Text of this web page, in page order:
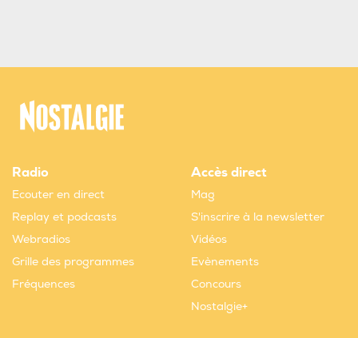
Radio
Ecouter en direct
Replay et podcasts
Webradios
Grille des programmes
Fréquences
Accès direct
Mag
S'inscrire à la newsletter
Vidéos
Evènements
Concours
Nostalgie+